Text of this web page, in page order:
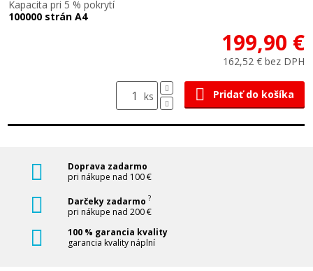
Kapacita pri 5 % pokrytí
100000 strán A4
199,90 €
162,52 € bez DPH
ks Pridať do košíka
Doprava zadarmo
pri nákupe nad 100 €
Darčeky zadarmo ?
pri nákupe nad 200 €
100 % garancia kvality
garancia kvality náplní